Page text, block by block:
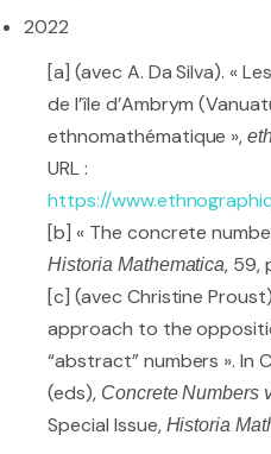
2022
[a] (avec A. Da Silva). «
de l’île d’Ambrym
ethnomathématique »,
URL :
https://
[b] « The concrete
Historia Mathematica, 59,
[c] (avec Christine
approach to the
“abstract” numbers ». In
(eds), Concrete Numbers
Special Issue, Historia